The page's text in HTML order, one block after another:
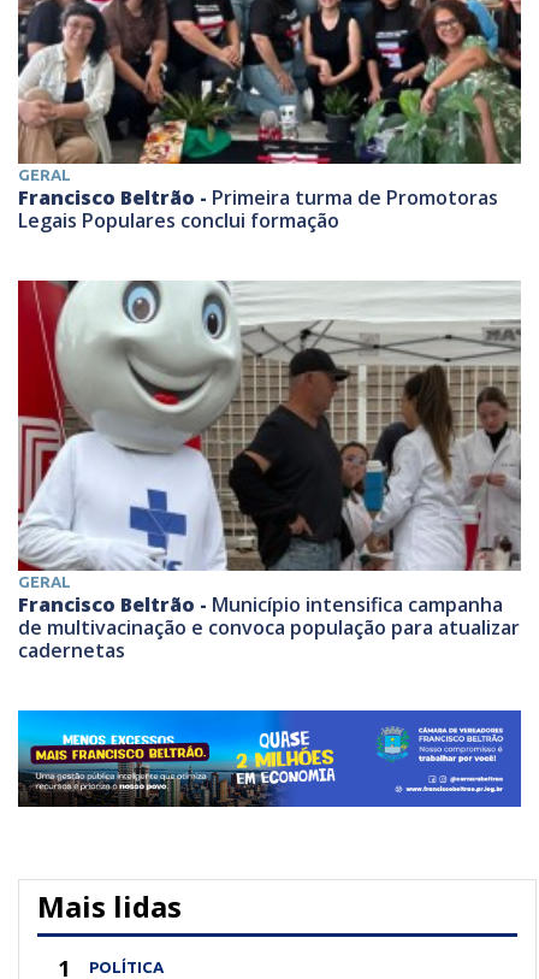
GERAL
Francisco Beltrão - Primeira turma de Promotoras
Legais Populares conclui formação
GERAL
Francisco Beltrão - Município intensifica campanha
de multivacinação e convoca população para atualizar
cadernetas
Mais lidas
1 POLÍTICA